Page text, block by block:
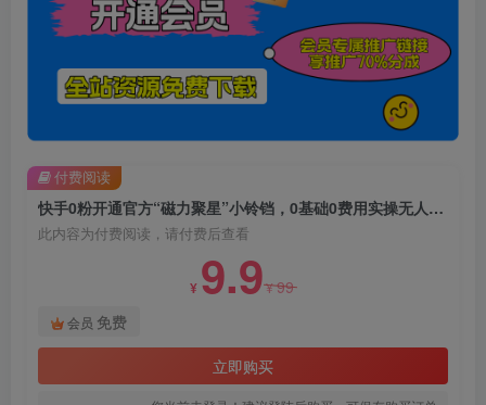
快手0粉开通官方“磁力聚星”小铃铛，0基础0费用实操无人直播“软件拉新”，每晚轻松入账1000+【揭秘】
此内容为付费阅读，请付费后查看
¥ 9.9¥99
会员 免费
立即购买
付费阅读